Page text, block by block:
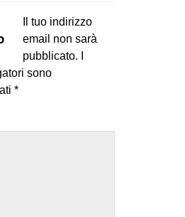
Il tuo indirizzo
email non sarà
pubblicato.
sono
*